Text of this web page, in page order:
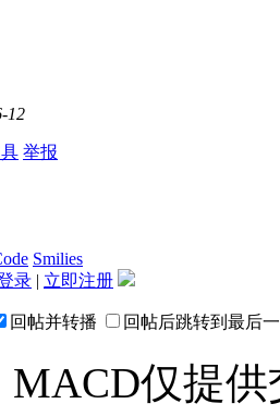
12
举报
Smilies
录 | 立即注册
回帖并转播 回帖后跳转到最后
仅提